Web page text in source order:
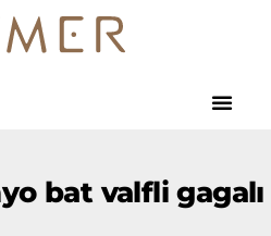
bat valfli gagalı